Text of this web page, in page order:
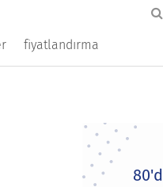
fiyatlandırma
Primary
Sidebar